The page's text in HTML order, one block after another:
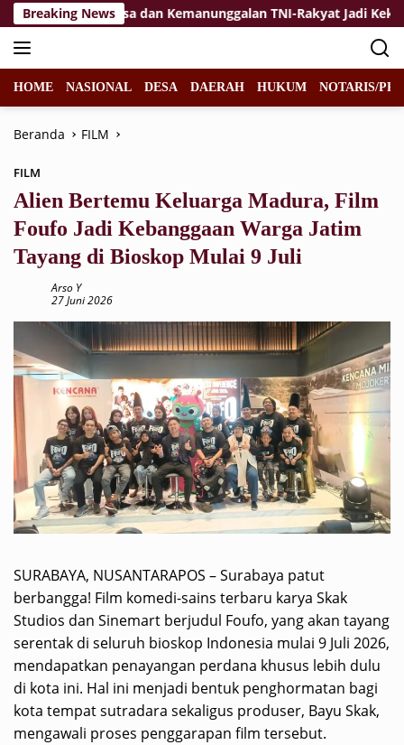
Langsung
ke
konten
Breaking News
Jiwa Korsa dan Kemanunggalan TNI-Rakyat Jadi Kekuatan
HOME NASIONAL DESA DAERAH HUKUM NOTARIS/
Beranda FILM
FILM
Alien Bertemu Keluarga Madura, Film
Foufo Jadi Kebanggaan Warga Jatim
Tayang di Bioskop Mulai 9 Juli
Arso Y
27 Juni 2026
SURABAYA, NUSANTARAPOS – Surabaya patut
berbangga! Film komedi-sains terbaru karya Skak
Studios dan Sinemart berjudul Foufo, yang akan tayang
serentak di seluruh bioskop Indonesia mulai 9 Juli 2026,
mendapatkan penayangan perdana khusus lebih dulu
di kota ini. Hal ini menjadi bentuk penghormatan bagi
kota tempat sutradara sekaligus produser, Bayu Skak,
mengawali proses penggarapan film tersebut.